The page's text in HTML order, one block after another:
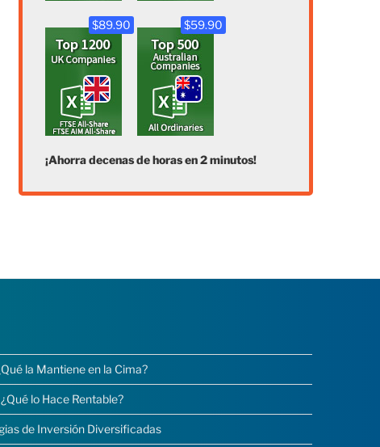
$89.90 $59.90
¡Ahorra decenas de horas en 2 minutos!
la Mantiene en la Cima?
lo Hace Rentable?
de Inversión Diversificadas